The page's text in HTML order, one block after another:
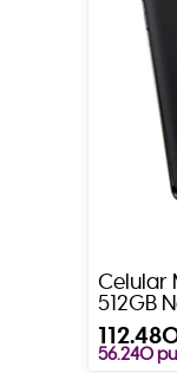
Celular
512GB
56.240